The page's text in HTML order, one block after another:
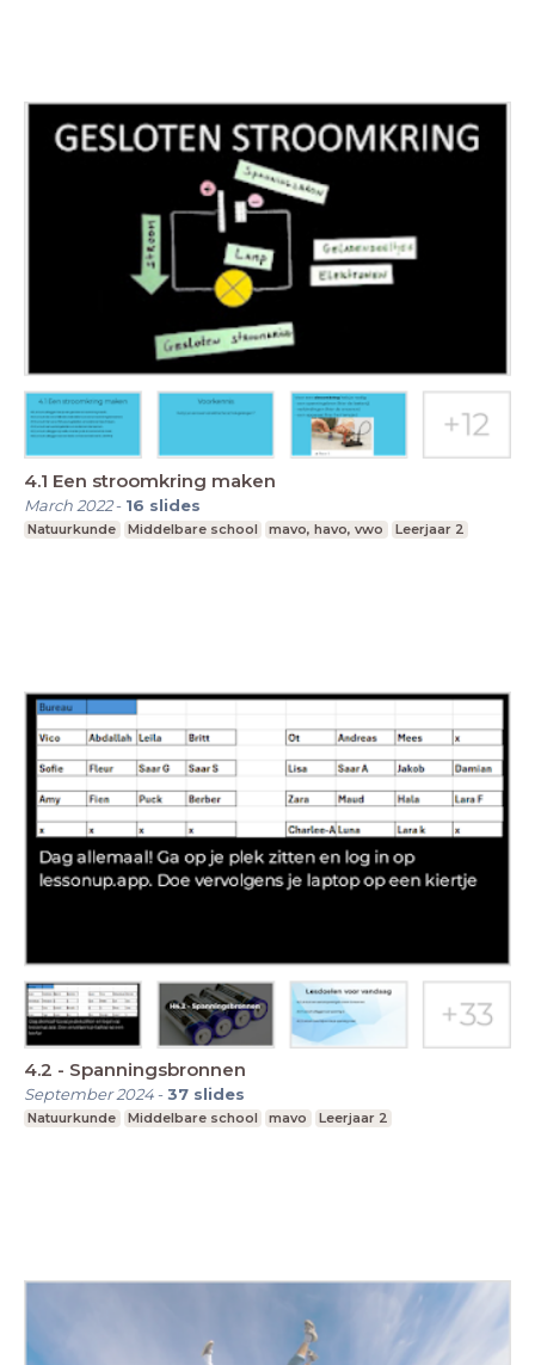
4.1 Een stroomkring maken
March 2022- 16 slides
Natuurkunde Middelbare school mavo, havo, vwo Leerjaar 2
4.2 - Spanningsbronnen
September 2024-37 slides
Natuurkunde Middelbare school mavo Leerjaar 2